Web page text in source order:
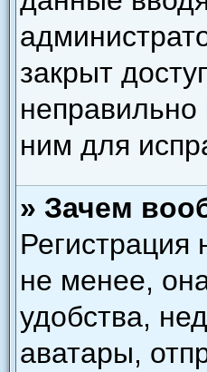
закрыт
ним для
» Зачем
не менее,
удобства,
аватары,